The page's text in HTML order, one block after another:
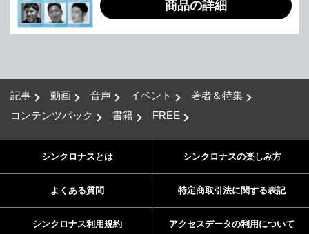
商品の詳細
記事 動画 音声 イベント
著者＆特集
コンテンツパック
書籍 FREE
シンクロナスとは シンクロナスの楽しみ方
よくある質問 特定商取引法に関する表記
シンクロナス利用規約 アクセスデータの利用について